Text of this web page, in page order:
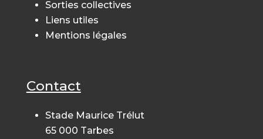
Sorties collectives
Liens utiles
Mentions légales
Contact
Stade Maurice Trélut
65 000 Tarbes